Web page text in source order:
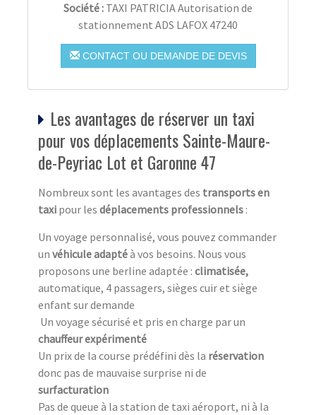
Société : TAXI PATRICIA Autorisation de
stationnement ADS LAFOX 47240
CONTACT OU DEMANDE DE DEVIS
Les avantages de réserver un taxi
pour vos déplacements Sainte-Maure-
de-Peyriac Lot et Garonne 47
Nombreux sont les avantages des transports en
taxi pour les déplacements professionnels :
Un voyage personnalisé, vous pouvez commander
un véhicule adaptéà vos besoins. Nous vous
proposons une berline adaptée : climatisée,
automatique, 4 passagers, sièges cuir et siège
enfant sur demande
Un voyage sécurisé et pris en charge par un
chauffeur expérimenté
Un prix de la course prédéfini dès la réservation
donc pas de mauvaise surprise ni de
surfacturation
Pas de queue à la station de taxi aéroport, ni à la